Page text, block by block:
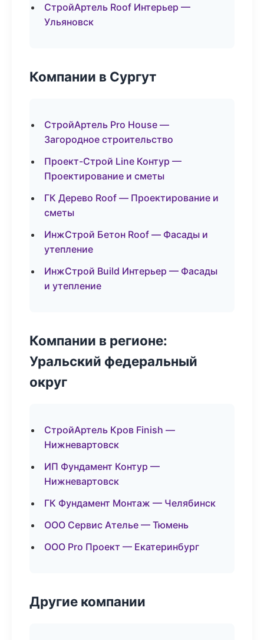
СтройАртель Roof Интерьер —
Ульяновск
Компании в Сургут
СтройАртель Pro House —
Загородное строительство
Проект-Строй Line Контур —
Проектирование и сметы
ГК Дерево Roof — Проектирование и
сметы
ИнжСтрой Бетон Roof — Фасады и
утепление
ИнжСтрой Build Интерьер — Фасады
и утепление
Компании в регионе:
Уральский федеральный
округ
СтройАртель Кров Finish —
Нижневартовск
ИП Фундамент Контур —
Нижневартовск
ГК Фундамент Монтаж — Челябинск
ООО Сервис Ателье — Тюмень
ООО Pro Проект — Екатеринбург
Другие компании